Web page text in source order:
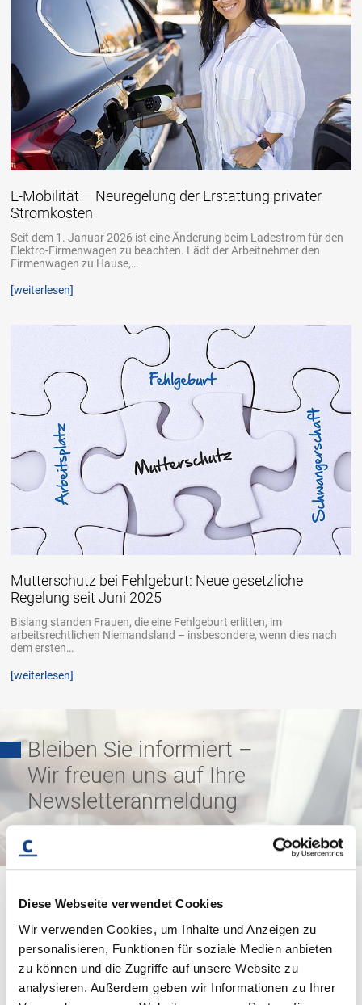
Diese Webseite verwendet Cookies
Wir verwenden Cookies, um Inhalte und Anzeigen zu
personalisieren, Funktionen für soziale Medien anbieten
zu können und die Zugriffe auf unsere Website zu
analysieren. Außerdem geben wir Informationen zu Ihrer
E-Mobilität – Neuregelung der Erstattung privater
Stromkosten
Seit dem 1. Januar 2026 ist eine Änderung beim Ladestrom für den
Elektro-Firmenwagen zu beachten. Lädt der Arbeitnehmer den
Firmenwagen zu Hause,…
[weiterlesen]
Mutterschutz bei Fehlgeburt: Neue gesetzliche
Regelung seit Juni 2025
Bislang standen Frauen, die eine Fehlgeburt erlitten, im
arbeitsrechtlichen Niemandsland – insbesondere, wenn dies nach
dem ersten…
[weiterlesen]
Bleiben Sie informiert –
Wir freuen uns auf Ihre
Newsletteranmeldung
Vielseitig und
lösungsorientiert.